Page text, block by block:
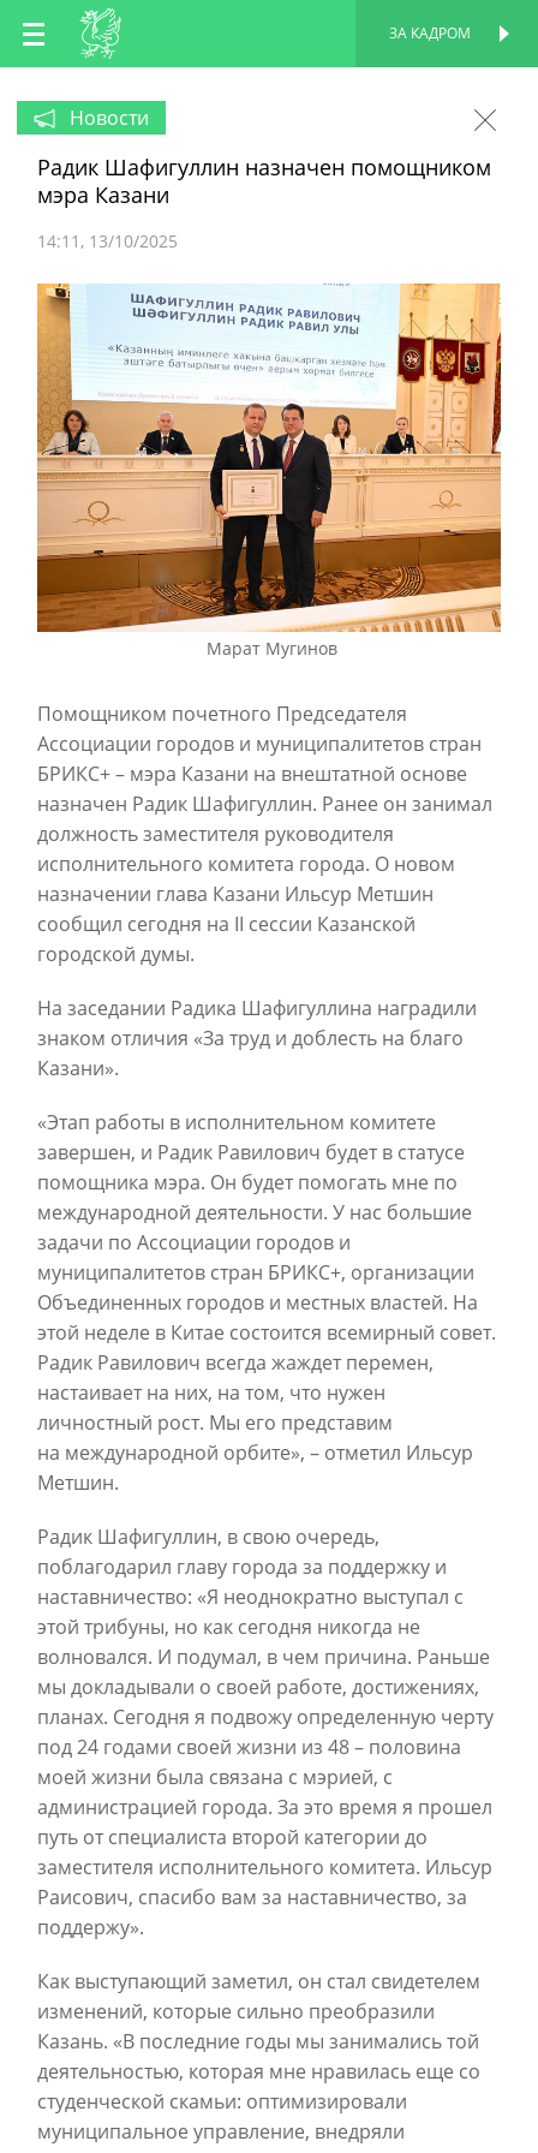
RU
EN
ЗА КАДРОМ
Новости
Радик Шафигуллин назначен помощником
мэра Казани
14:11 13/10/2025
Марат Мугинов
Помощником почетного Председателя
Ассоциации городов и муниципалитетов стран
БРИКС+ – мэра Казани на внештатной основе
назначен Радик Шафигуллин. Ранее он занимал
должность заместителя руководителя
исполнительного комитета города. О новом
назначении глава Казани Ильсур Метшин
сообщил сегодня на II сессии Казанской
городской думы.
На заседании Радика Шафигуллина наградили
знаком отличия «За труд и доблесть на благо
Казани».
«Этап работы в исполнительном комитете
завершен, и Радик Равилович будет в статусе
помощника мэра. Он будет помогать мне по
международной деятельности. У нас большие
задачи по Ассоциации городов и
муниципалитетов стран БРИКС+, организации
Объединенных городов и местных властей. На
этой неделе в Китае состоится всемирный совет.
Радик Равилович всегда жаждет перемен,
настаивает на них, на том, что нужен
личностный рост. Мы его представим
на международной орбите», – отметил Ильсур
Метшин.
Радик Шафигуллин, в свою очередь,
поблагодарил главу города за поддержку и
наставничество: «Я неоднократно выступал с
этой трибуны, но как сегодня никогда не
волновался. И подумал, в чем причина. Раньше
мы докладывали о своей работе, достижениях,
планах. Сегодня я подвожу определенную черту
под 24 годами своей жизни из 48 – половина
моей жизни была связана с мэрией, с
администрацией города. За это время я прошел
путь от специалиста второй категории до
заместителя исполнительного комитета. Ильсур
Раисович, спасибо вам за наставничество, за
поддержу».
Как выступающий заметил, он стал свидетелем
изменений, которые сильно преобразили
Казань. «В последние годы мы занимались той
деятельностью, которая мне нравилась еще со
студенческой скамьи: оптимизировали
муниципальное управление, внедряли
ПЕРСОНАЛЬНАЯ